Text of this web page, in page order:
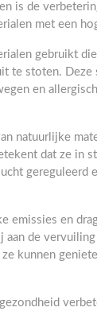
is de
met een
gebruikt
te stoten.
en
natuurlijke
dat ze in
gereguleerd
emissies en
de
kunnen